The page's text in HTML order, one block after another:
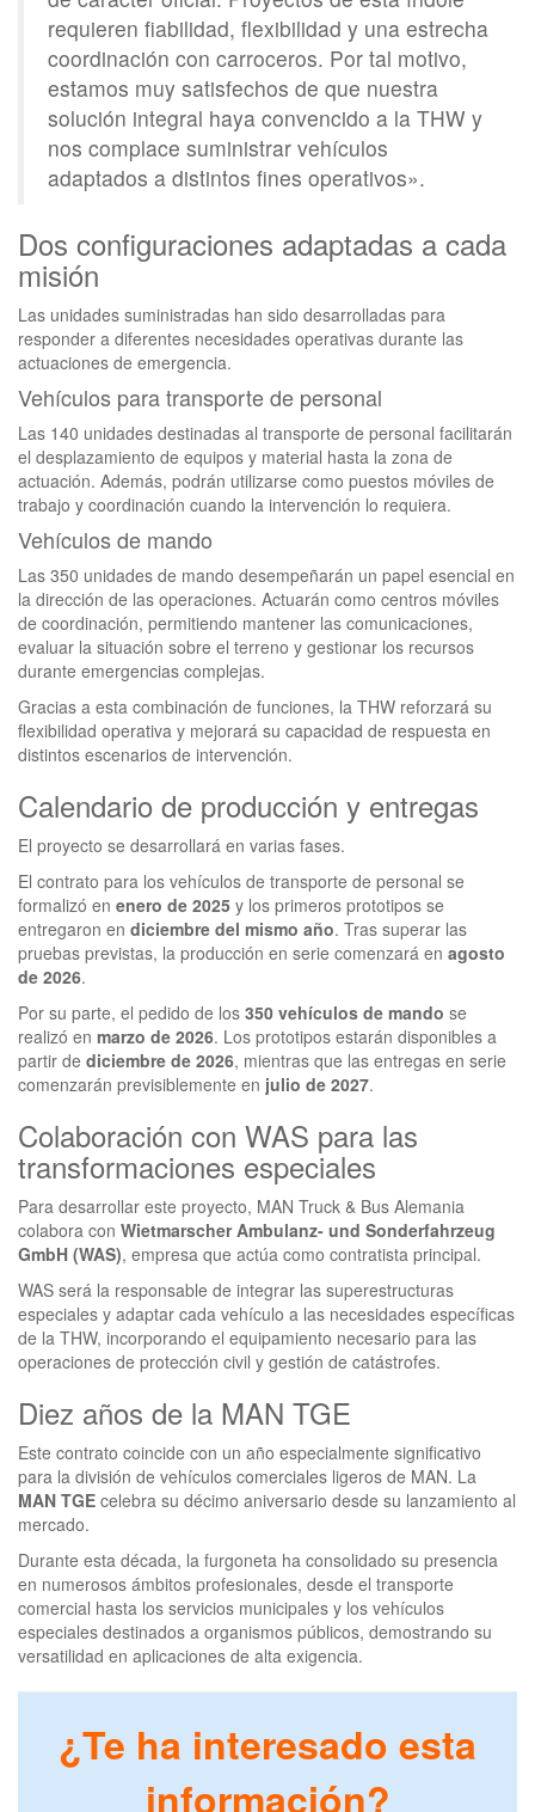
requieren fiabilidad, flexibilidad y una estrecha
coordinación con carroceros. Por tal motivo,
estamos muy satisfechos de que nuestra
solución integral haya convencido a la THW y
nos complace suministrar vehículos
adaptados a distintos fines operativos».
Dos configuraciones adaptadas a cada
misión
Las unidades suministradas han sido desarrolladas para
responder a diferentes necesidades operativas durante las
actuaciones de emergencia.
Vehículos para transporte de personal
Las 140 unidades destinadas al transporte de personal facilitarán
el desplazamiento de equipos y material hasta la zona de
actuación. Además, podrán utilizarse como puestos móviles de
trabajo y coordinación cuando la intervención lo requiera.
Vehículos de mando
Las 350 unidades de mando desempeñarán un papel esencial en
la dirección de las operaciones. Actuarán como centros móviles
de coordinación, permitiendo mantener las comunicaciones,
evaluar la situación sobre el terreno y gestionar los recursos
durante emergencias complejas.
Gracias a esta combinación de funciones, la THW reforzará su
flexibilidad operativa y mejorará su capacidad de respuesta en
distintos escenarios de intervención.
Calendario de producción y entregas
El proyecto se desarrollará en varias fases.
El contrato para los vehículos de transporte de personal se
formalizó en enero de 2025 y los primeros prototipos se
entregaron en diciembre del mismo año. Tras superar las
pruebas previstas, la producción en serie comenzará en agosto
de 2026.
Por su parte, el pedido de los 350 vehículos de mando se
realizó en marzo de 2026. Los prototipos estarán disponibles a
partir de diciembre de 2026, mientras que las entregas en serie
comenzarán previsiblemente en julio de 2027.
Colaboración con WAS para las
transformaciones especiales
Para desarrollar este proyecto, MAN Truck & Bus Alemania
colabora con Wietmarscher Ambulanz- und Sonderfahrzeug
GmbH (WAS), empresa que actúa como contratista principal.
WAS será la responsable de integrar las superestructuras
especiales y adaptar cada vehículo a las necesidades específicas
de la THW, incorporando el equipamiento necesario para las
operaciones de protección civil y gestión de catástrofes.
Diez años de la MAN TGE
Este contrato coincide con un año especialmente significativo
para la división de vehículos comerciales ligeros de MAN. La
MAN TGE celebra su décimo aniversario desde su lanzamiento al
mercado.
Durante esta década, la furgoneta ha consolidado su presencia
en numerosos ámbitos profesionales, desde el transporte
comercial hasta los servicios municipales y los vehículos
especiales destinados a organismos públicos, demostrando su
versatilidad en aplicaciones de alta exigencia.
¿Te ha interesado esta
información?